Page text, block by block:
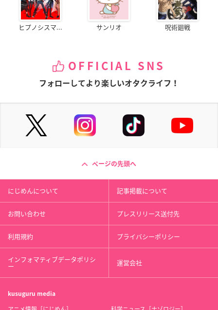
ヒプノシスマ... サンリオ 呪術廻戦
OFFICIAL SNS
フォローしてより楽しいオタクライフ！
ページの先頭へ
にじめんについて 記事掲載について
お問い合わせ プレスリリース送付先
利用規約 プライバシーポリシー
インフォマティブデータポリシ
ー 運営会社
kusuguru media